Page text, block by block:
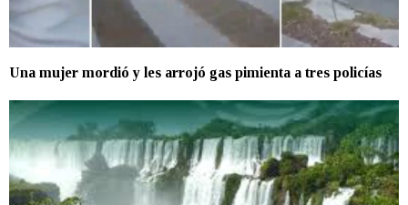
Una mujer mordió y les arrojó gas pimienta a tres policías